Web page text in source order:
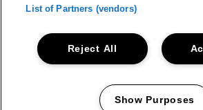
GEBABEBB
ProclaimerCookiesManage my
List of Partners (vendors)
Reject All
Show Purposes